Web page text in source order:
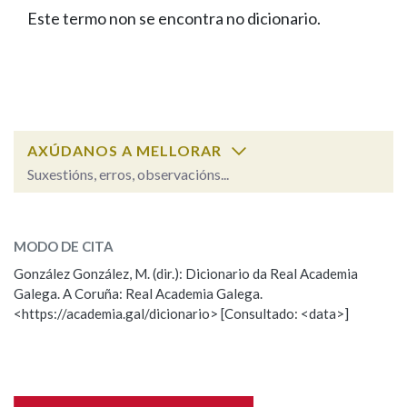
FIGURAS HOMENAXEADAS
PORTAL DAS PALABRAS
Facebook
TwitterYoutubeInstagram
Bluesky
BUSCAR NOS LEMAS
Remata por
BUSCAR NO CONTIDO
Nas definicións
Este termo non se encontra no dicionario.
AXÚDANOS A MELLORAR
Suxestións, erros, observacións...
Observación
Nome
MODO DE CITA
González González, M. (dir.): Dicionario da Real Academia
Galega. A Coruña: Real Academia Galega.
<https://academia.gal/dicionario> [Consultado: <data>]